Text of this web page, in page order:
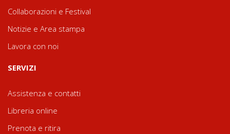
Collaborazioni e Festival
Notizie e Area stampa
Lavora con noi
SERVIZI
Assistenza e contatti
Libreria online
Prenota e ritira